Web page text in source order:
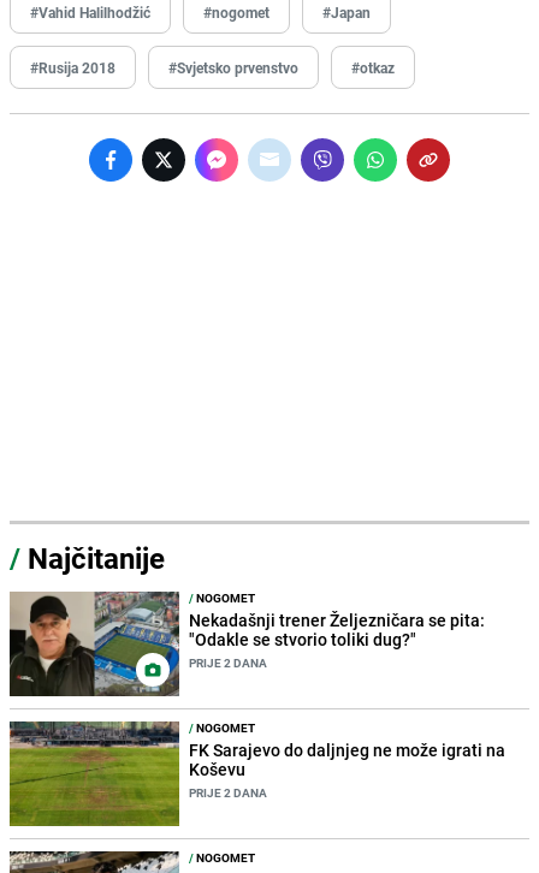
#Vahid Halilhodžić #nogomet #Japan
#Rusija 2018 #Svjetsko prvenstvo #otkaz
/ Najčitanije
/NOGOMET
Nekadašnji trener Željezničara se pita:
"Odakle se stvorio toliki dug?"
PRIJE 2 DANA
/NOGOMET
FK Sarajevo do daljnjeg ne može igrati na
Koševu
PRIJE 2 DANA
/NOGOMET